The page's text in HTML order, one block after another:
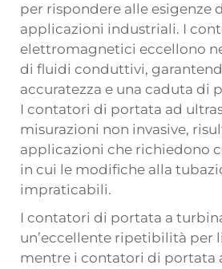
per rispondere alle esigenze
applicazioni industriali. I
elettromagnetici eccellono
di fluidi conduttivi,
accuratezza e una caduta di
I contatori di portata ad
misurazioni non invasive,
applicazioni che richiedono
in cui le modifiche alla
impraticabili.
I contatori di portata a
un’eccellente ripetibilità per
mentre i contatori di portata